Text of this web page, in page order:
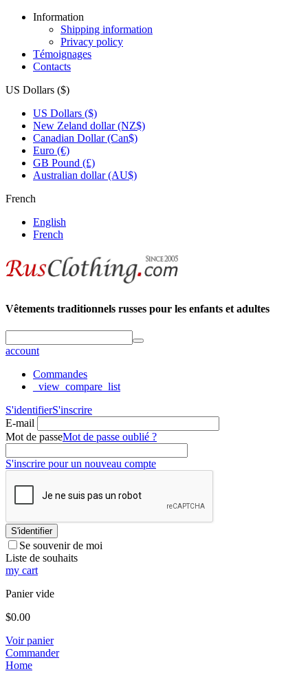
Information
Shipping information
Privacy policy
Témoignages
Contacts
US Dollars ($)
US Dollars ($)
New Zeland dollar (NZ$)
Canadian Dollar (Can$)
Euro (€)
GB Pound (£)
Australian dollar (AU$)
French
English
French
Vêtements traditionnels russes pour les enfants et adultes
account
Commandes
_view_compare_list
S'identifierS'inscrire
E-mail
Mot de passeMot de passe oublié ?
S'inscrire pour un nouveau compte
S'identifier
Se souvenir de moi
Liste de souhaits
my cart
Panier vide
$0.00
Voir panier
Commander
Home